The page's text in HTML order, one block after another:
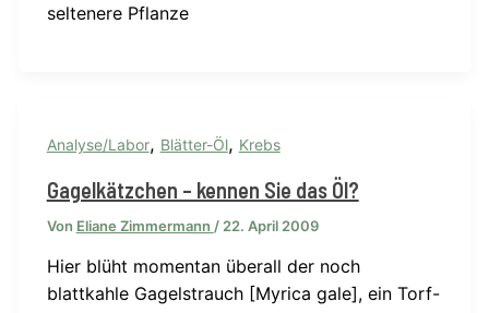
seltenere Pflanze
Analyse/Labor, Blätter-Öl, Krebs
Gagelkätzchen – kennen Sie das Öl?
Von Eliane Zimmermann /22. April 2009
Hier blüht momentan überall der noch
blattkahle Gagelstrauch [Myrica gale], ein Torf-